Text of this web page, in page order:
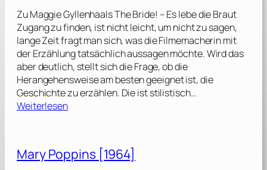
Zu Maggie Gyllenhaals The Bride! – Es lebe die Braut
Zugang zu finden, ist nicht leicht, um nicht zu sagen,
lange Zeit fragt man sich, was die Filmemacherin mit
der Erzählung tatsächlich aussagen möchte. Wird das
aber deutlich, stellt sich die Frage, ob die
Herangehensweise am besten geeignet ist, die
Geschichte zu erzählen. Die ist stilistisch…
Weiterlesen:
B
Mary Poppins [1964]